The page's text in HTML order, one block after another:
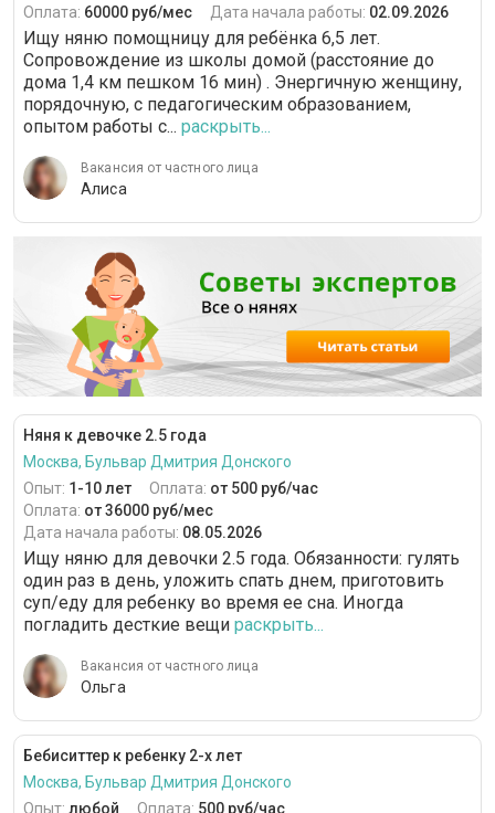
Оплата: 60000 руб/мес Дата начала работы: 02.09.2026
Ищу няню помощницу для ребёнка 6,5 лет.
Сопровождение из школы домой (расстояние до
дома 1,4 км пешком 16 мин) . Энергичную женщину,
порядочную, с педагогическим образованием,
опытом работы с... раскрыть...
Вакансия от частного лица
Алиса
Няня к девочке 2.5 года
Москва, Бульвар Дмитрия Донского
Опыт: 1-10 лет Оплата: от 500 руб/час
Оплата: от 36000 руб/мес
Дата начала работы: 08.05.2026
Ищу няню для девочки 2.5 года. Обязанности: гулять
один раз в день, уложить спать днем, приготовить
суп/еду для ребенку во время ее сна. Иногда
погладить десткие вещи раскрыть...
Вакансия от частного лица
Ольга
Бебиситтер к ребенку 2-х лет
Москва, Бульвар Дмитрия Донского
Опыт: любой Оплата: 500 руб/час